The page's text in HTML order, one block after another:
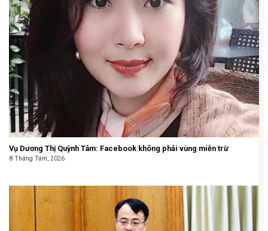
Vụ Dương Thị Quỳnh Tâm: Facebook không phải vùng miễn trừ
8 Tháng Tám, 2026